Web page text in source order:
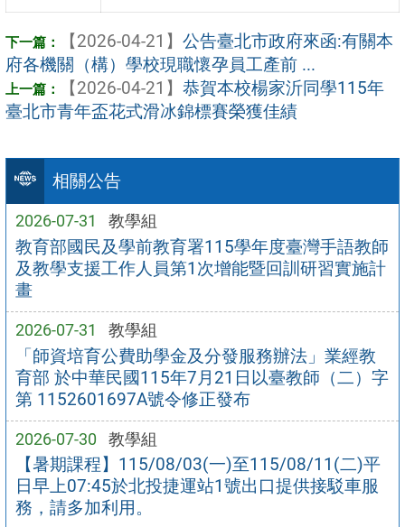
相關公告
2026-07-31 教學組
教育部國民及學前教育署115學年度臺灣手語教師
及教學支援工作人員第1次增能暨回訓研習實施計
畫
2026-07-31 教學組
「師資培育公費助學金及分發服務辦法」業經教
育部 於中華民國115年7月21日以臺教師（二）字
第 1152601697A號令修正發布
2026-07-30 教學組
【暑期課程】115/08/03(一)至115/08/11(二)平
日早上07:45於北投捷運站1號出口提供接駁車服
務，請多加利用。
【2026-04-21】 公告臺北市政府來函:有關本
府各機關（構）學校現職懷孕員工產前 ...
【2026-04-21】 恭賀本校楊家沂同學115年
臺北市青年盃花式滑冰錦標賽榮獲佳績